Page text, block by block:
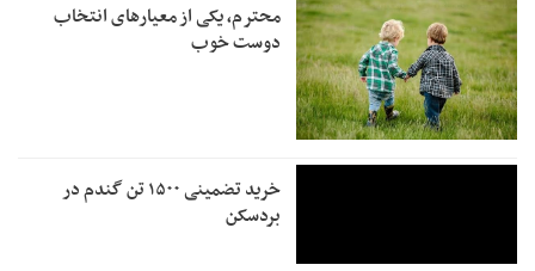
محترم، یکی از معیارهای انتخاب
دوست خوب
خرید تضمینی ۱۵۰۰ تن گندم در
بردسکن